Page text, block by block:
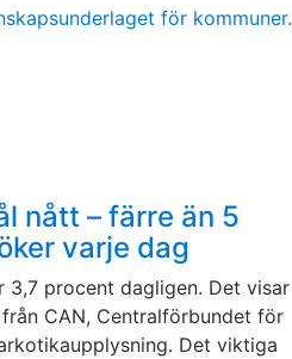
för kommuner.
nått – färre än 5
varje dag
3,7 procent dagligen. Det visar
CAN, Centralförbundet för
Det viktiga